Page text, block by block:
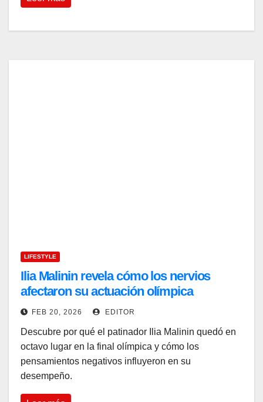
LIFESTYLE
Ilia Malinin revela cómo los nervios
afectaron su actuación olímpica
FEB 20, 2026 EDITOR
Descubre por qué el patinador Ilia Malinin quedó en
octavo lugar en la final olímpica y cómo los
pensamientos negativos influyeron en su
desempeño.